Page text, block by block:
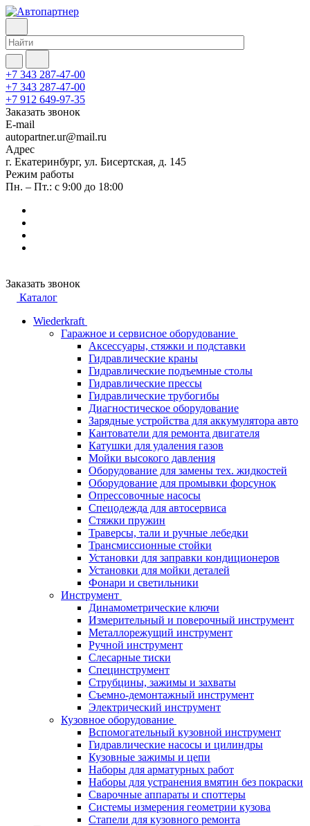
+7 343 287-47-00
+7 343 287-47-00
+7 912 649-97-35
Заказать звонок
E-mail
autopartner.ur@mail.ru
Адрес
г. Екатеринбург, ул. Бисертская, д. 145
Режим работы
Пн. – Пт.: с 9:00 до 18:00
Заказать звонок
Каталог
Wiederkraft
Гаражное и сервисное оборудование
Аксессуары, стяжки и подставки
Гидравлические краны
Гидравлические подъемные столы
Гидравлические прессы
Гидравлические трубогибы
Диагностическое оборудование
Зарядные устройства для аккумулятора авто
Кантователи для ремонта двигателя
Катушки для удаления газов
Мойки высокого давления
Оборудование для замены тех. жидкостей
Оборудование для промывки форсунок
Опрессовочные насосы
Спецодежда для автосервиса
Стяжки пружин
Траверсы, тали и ручные лебедки
Трансмиссионные стойки
Установки для заправки кондиционеров
Установки для мойки деталей
Фонари и светильники
Инструмент
Динамометрические ключи
Измерительный и поверочный инструмент
Металлорежущий инструмент
Ручной инструмент
Слесарные тиски
Специнструмент
Струбцины, зажимы и захваты
Съемно-демонтажный инструмент
Электрический инструмент
Кузовное оборудование
Вспомогательный кузовной инструмент
Гидравлические насосы и цилиндры
Кузовные зажимы и цепи
Наборы для арматурных работ
Наборы для устранения вмятин без покраски
Сварочные аппараты и споттеры
Системы измерения геометрии кузова
Стапели для кузовного ремонта